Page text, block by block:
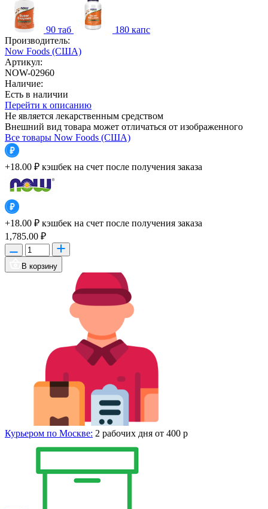
90 таб
180 капс
Производитель:
Now Foods (США)
Артикул:
NOW-02960
Наличие:
Есть в наличии
Перейти к описанию
Не является лекарственным средством
Внешний вид товара может отличаться от изображенного
Все товары Now Foods (США)
+18.00 ₽ кэшбек на счет после получения заказа
+18.00 ₽ кэшбек на счет после получения заказа
1,785.00 ₽
В корзину
Курьером по Москве: 2 рабочих дня от 400 р